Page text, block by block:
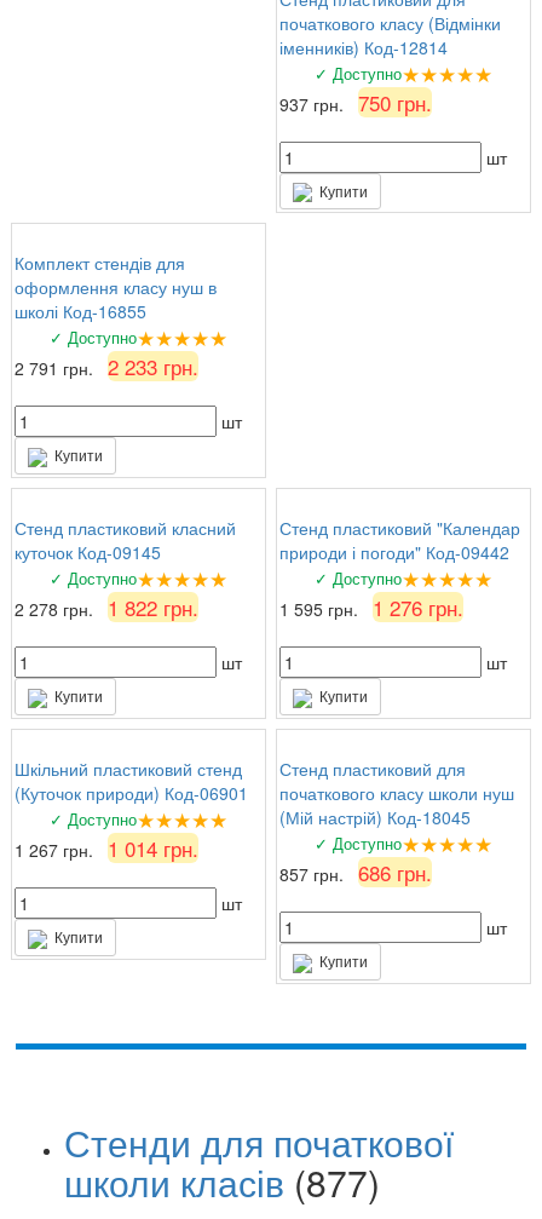
початкового класу (Відмінки
іменників) Код-12814
✓ Доступно★★★★★
937 грн. 750 грн.
шт
Купити
Комплект стендів для
оформлення класу нуш в
школі Код-16855
✓ Доступно★★★★★
2 791 грн. 2 233 грн.
шт
Купити
Стенд пластиковий класний
куточок Код-09145
✓ Доступно★★★★★
2 278 грн. 1 822 грн.
шт
Купити
Стенд пластиковий "Календар
природи і погоди" Код-09442
✓ Доступно★★★★★
1 595 грн. 1 276 грн.
шт
Купити
Шкільний пластиковий стенд
(Куточок природи) Код-06901
✓ Доступно★★★★★
1 267 грн. 1 014 грн.
шт
Купити
Стенд пластиковий для
початкового класу школи нуш
(Мій настрій) Код-18045
✓ Доступно★★★★★
857 грн. 686 грн.
шт
Купити
Стенди для початкової
школи класів (877)